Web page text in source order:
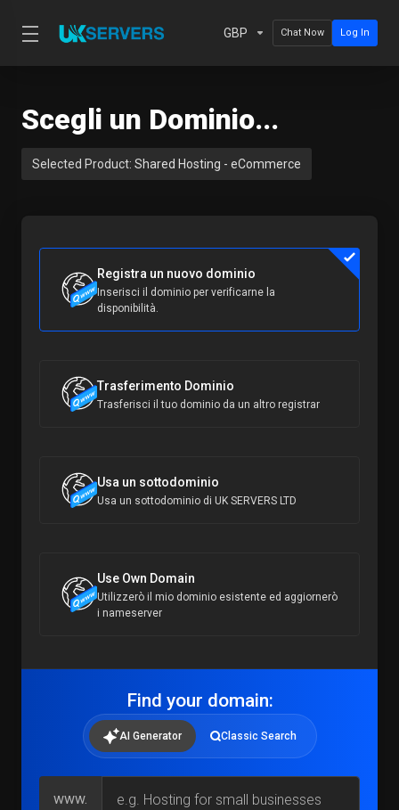
GBP Chat Now Log In
Scegli un Dominio...
Selected Product: Shared Hosting - eCommerce
Registra un nuovo dominio
Inserisci il dominio per verificarne la
disponibilità.
Trasferimento Dominio
Trasferisci il tuo dominio da un altro registrar
Usa un sottodominio
Usa un sottodominio di UK SERVERS LTD
Use Own Domain
Utilizzerò il mio dominio esistente ed aggiornerò
i nameserver
Find your domain:
AI Generator Classic Search
www.